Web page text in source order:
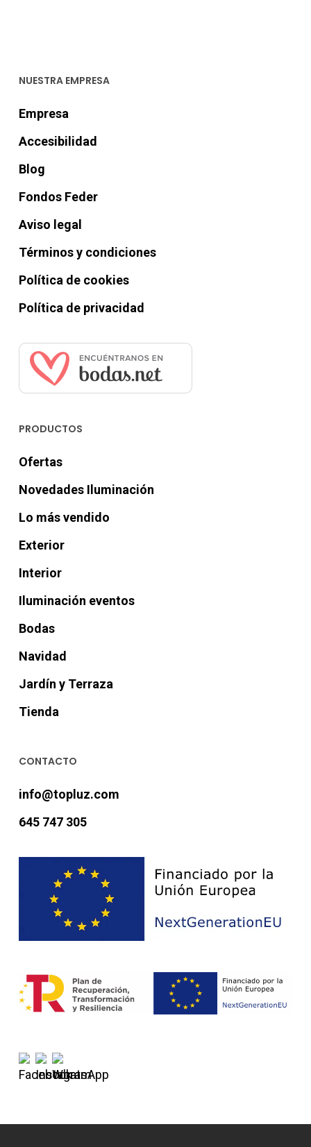
NUESTRA EMPRESA
Empresa
Accesibilidad
Blog
Fondos Feder
Aviso legal
Términos y condiciones
Política de cookies
Política de privacidad
PRODUCTOS
Ofertas
Novedades Iluminación
Lo más vendido
Exterior
Interior
Iluminación eventos
Bodas
Navidad
Jardín y Terraza
Tienda
CONTACTO
info@topluz.com
645 747 305